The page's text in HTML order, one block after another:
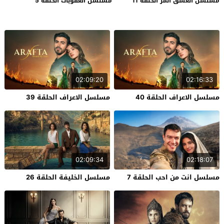
02:16:33
مسلسل الاعراف الحلقة 40
02:09:20
مسلسل الاعراف الحلقة 39
02:18:07
مسلسل انت من احب الحلقة 7
02:09:34
مسلسل الخليفة الحلقة 26